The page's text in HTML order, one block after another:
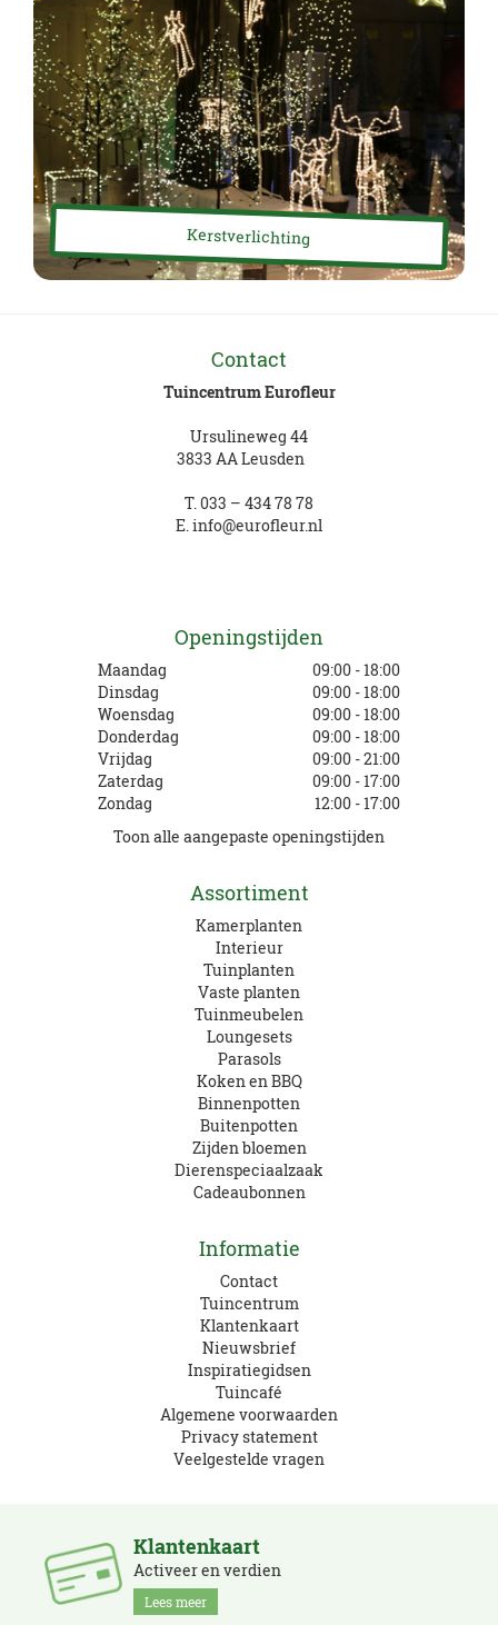
Kerstverlichting
Contact
Tuincentrum Eurofleur
Ursulineweg 44
3833 AA Leusden
T.033 – 434 78 78
E.info@eurofleur.nl
Openingstijden
Maandag
09:00 - 18:00
Dinsdag
09:00 - 18:00
Woensdag
09:00 - 18:00
Donderdag
09:00 - 18:00
Vrijdag
09:00 - 21:00
Zaterdag
09:00 - 17:00
Zondag
12:00 - 17:00
Toon alle aangepaste openingstijden
Assortiment
Kamerplanten
Interieur
Tuinplanten
Vaste planten
Tuinmeubelen
Loungesets
Parasols
Koken en BBQ
Binnenpotten
Buitenpotten
Zijden bloemen
Dierenspeciaalzaak
Cadeaubonnen
Informatie
Contact
Tuincentrum
Klantenkaart
Nieuwsbrief
Inspiratiegidsen
Tuincafé
Algemene voorwaarden
Privacy statement
Veelgestelde vragen
Klantenkaart
Activeer en verdien
Lees meer